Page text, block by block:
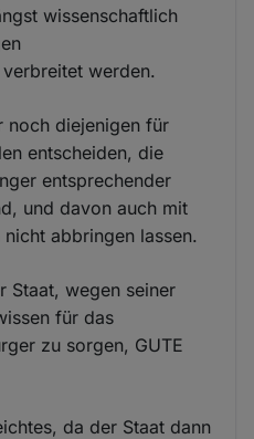
wissenschaftlich
werden.
noch diejenigen für
entscheiden, die
entsprechender
und davon auch mit
abbringen lassen.
Staat, wegen seiner
für das
zu sorgen, GUTE
da der Staat dann